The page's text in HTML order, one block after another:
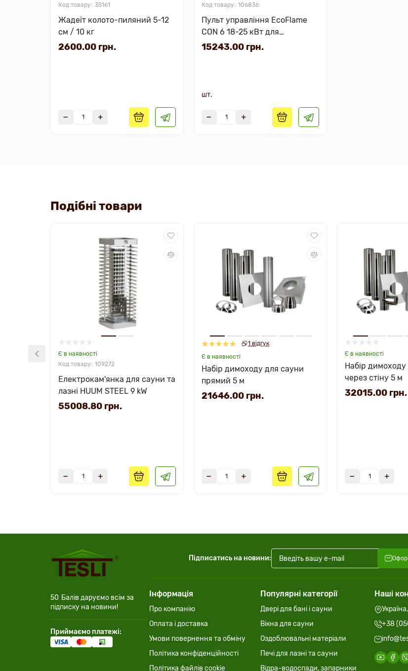
35161
Жадеїт колото-пиляний 5-12
см / 10 кг
2600.00 грн.
106836
Пульт управління EcoFlame
CON 6 18-25 кВт для
електрокам'янок
15243.00 грн.
шт.
Подібні товари
Є в наявності
109272
Електрокам'янка для сауни та
лазні HUUM STEEL 9 kW
55008.80 грн.
1 відгук
Є в наявності
Набір димоходу для сауни
прямий 5 м
21646.00 грн.
Є в наявності
Набір
через стіну 5 м
32015.00 грн.
50 Балів даруємо всім за
підписку на новини!
Приймаємо платежі:
Підписатись на новини:
Інформація
Про компанію
Оплата і доставка
Умови повернення та обміну
Політика конфіденційності
Політика файлів cookie
Популярні категорії
Двері для бані і сауни
Вікна для сауни
Оздоблювальні матеріали
Печі для лазні та сауни
Відра-водоспади, запарники
Наші
+38